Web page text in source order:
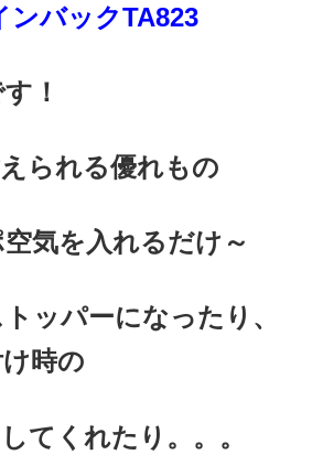
バックTA823
！
られる優れもの
気を入れるだけ～
ッパーになったり、
時の
てくれたり。。。